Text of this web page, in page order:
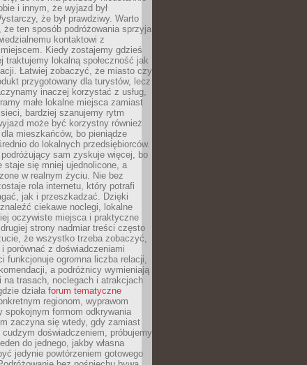
i innym, że wyjazd był
że był prawdziwy. Warto
że ten sposób podróżowania sprzyja
kontaktowi z
Kiedy zostajemy gdzieś
traktujemy lokalną społeczność jak
Łatwiej zobaczyć, że miasto czy
przygotowany dla turystów, lecz
inaczej korzystać z usług,
małe lokalne miejsca zamiast
bardziej szanujemy rytm
może być korzystny również
mieszkańców, bo pieniądze
do lokalnych przedsiębiorców.
sam zyskuje więcej, bo
staje się mniej ujednolicone, a
w realnym życiu. Nie bez
rola internetu, który potrafi
jak i przeszkadzać. Dzięki
ciekawe noclegi, lokalne
oczywiste miejsca i praktyczne
strony nadmiar treści często
że wszystko trzeba zobaczyć,
porównać z doświadczeniami
funkcjonuje ogromna liczba relacji,
a podróżnicy wymieniają
na trasach, noclegach i atrakcjach
działa forum tematyczne
regionom, wyprawom
spokojnym formom odkrywania
zaczyna się wtedy, gdy zamiast
cudzym doświadczeniem, próbujemy
do jednego, jakby własna
jedynie powtórzeniem gotowego